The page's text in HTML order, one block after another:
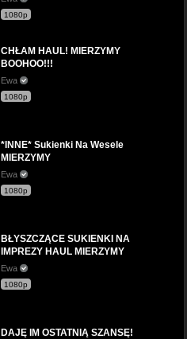
1080p
CHŁAM HAUL! MIERZYMY
BOOHOO!!!
Ewa
1080p
*INNE* Sukienki Na Wesele
MIERZYMY
Ewa
1080p
BŁYSZCZĄCE SUKIENKI NA
IMPREZY HAUL MIERZYMY
Ewa
1080p
DAJĘ IM OSTATNIĄ SZANSĘ!